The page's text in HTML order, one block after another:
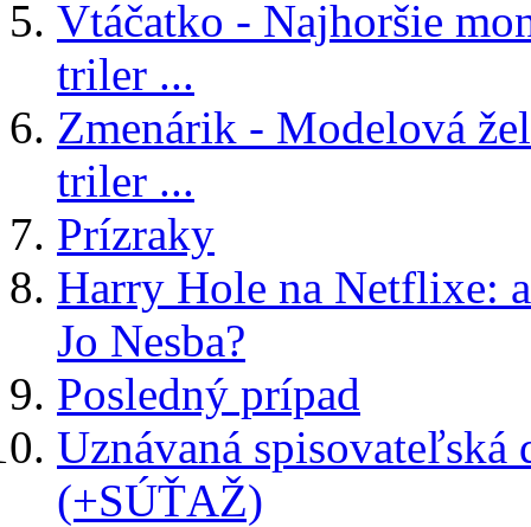
Vtáčatko - Najhoršie
triler ...
Zmenárik - Modelová
triler ...
Prízraky
Harry Hole na Netflixe:
Jo Nesba?
Posledný prípad
Uznávaná
(+SÚŤAŽ)